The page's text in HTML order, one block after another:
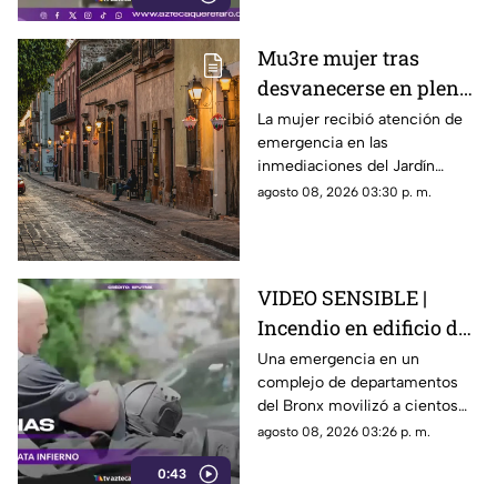
Mu3re mujer tras
desvanecerse en plena
vía pública en el Centro
Histórico de Querétaro
La mujer recibió atención de
emergencia en las
inmediaciones del Jardín
Corregidora, pero los
agosto 08, 2026 03:30 p. m.
0:43
VIDEO SENSIBLE |
Incendio en edificio de
Nueva York deja un
mu3rto y 14 heridos
Una emergencia en un
complejo de departamentos
del Bronx movilizó a cientos
de bomberos y dejó víctimas
agosto 08, 2026 03:26 p. m.